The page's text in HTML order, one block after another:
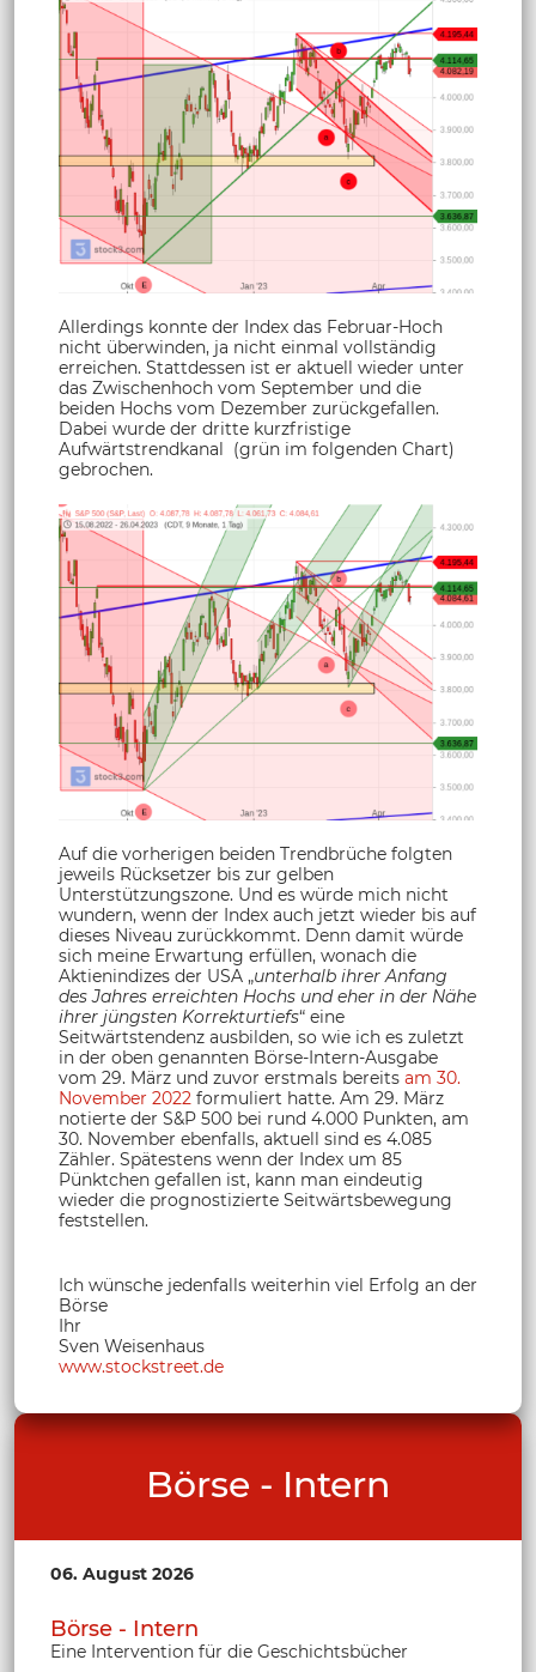
Allerdings konnte der Index das Februar-Hoch
nicht überwinden, ja nicht einmal vollständig
erreichen. Stattdessen ist er aktuell wieder unter
das Zwischenhoch vom September und die
beiden Hochs vom Dezember zurückgefallen.
Dabei wurde der dritte kurzfristige
Aufwärtstrendkanal (grün im folgenden Chart)
gebrochen.
Auf die vorherigen beiden Trendbrüche folgten
jeweils Rücksetzer bis zur gelben
Unterstützungszone. Und es würde mich nicht
wundern, wenn der Index auch jetzt wieder bis auf
dieses Niveau zurückkommt. Denn damit würde
sich meine Erwartung erfüllen, wonach die
Aktienindizes der USA „unterhalb ihrer Anfang
des Jahres erreichten Hochs und eher in der Nähe
ihrer jüngsten Korrekturtiefs“ eine
Seitwärtstendenz ausbilden, so wie ich es zuletzt
in der oben genannten Börse-Intern-Ausgabe
vom 29. März und zuvor erstmals bereits am 30.
November 2022 formuliert hatte. Am 29. März
notierte der S&P 500 bei rund 4.000 Punkten, am
30. November ebenfalls, aktuell sind es 4.085
Zähler. Spätestens wenn der Index um 85
Pünktchen gefallen ist, kann man eindeutig
wieder die prognostizierte Seitwärtsbewegung
feststellen.
Ich wünsche jedenfalls weiterhin viel Erfolg an der
Börse
Ihr
Sven Weisenhaus
www.stockstreet.de
Börse - Intern
06. August 2026
Börse - Intern
Eine Intervention für die Geschichtsbücher